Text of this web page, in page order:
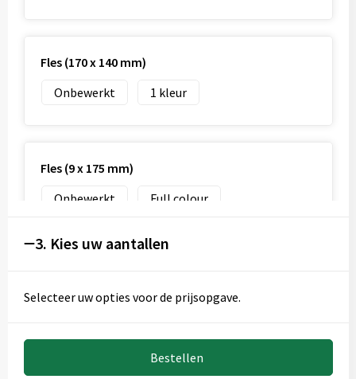
Fles (170 x 140 mm)
Onbewerkt
1
Fles (9 x 175 mm)
Onbewerkt
Full colour
3. Kies uw aantallen
Selecteer uw opties voor de prijsopgave.
Bestellen